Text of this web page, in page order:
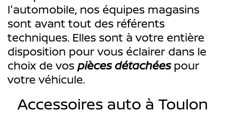
l'automobile, nos équipes magasins
sont avant tout des référents
techniques. Elles sont à votre entière
disposition pour vous éclairer dans le
choix de vos pièces détachéespour
votre véhicule.
Accessoires auto à Toulon